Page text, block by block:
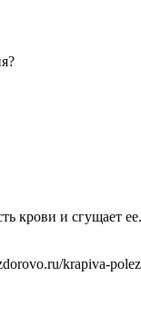
крови и сгущает
krapiva-